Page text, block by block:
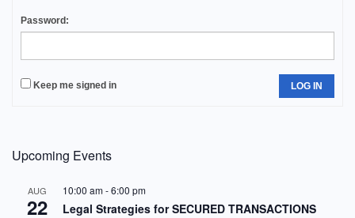
Password:
Keep me signed in LOG IN
Upcoming Events
AUG
22
10:00 am-6:00 pm
Legal Strategies for SECURED TRANSACTIONS